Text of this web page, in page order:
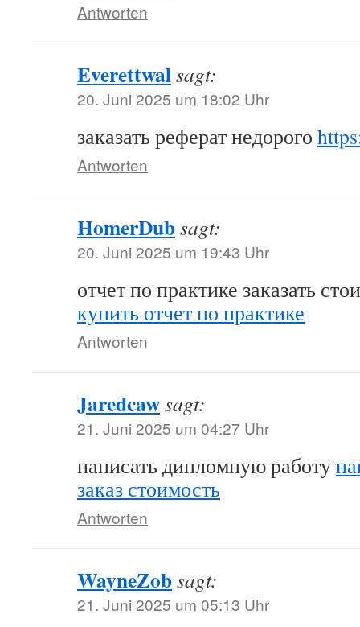
Antworten
Everettwalsagt:
20. Juni 2025 um 18:02 Uhr
заказать реферат недорого
Antworten
HomerDubsagt:
20. Juni 2025 um 19:43 Uhr
отчет по практике заказать
купить отчет по практике
Antworten
Jaredcawsagt:
21. Juni 2025 um 04:27 Uhr
написать дипломную работу
заказ стоимость
Antworten
WayneZobsagt:
21. Juni 2025 um 05:13 Uhr